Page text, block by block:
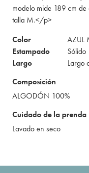
modelo mide 189 cm
talla M.</p>
Color
AZUL
Estampado
Sólido
Largo
Largo
Composición
ALGODÓN 100%
Cuidado de la prenda
Lavado en seco